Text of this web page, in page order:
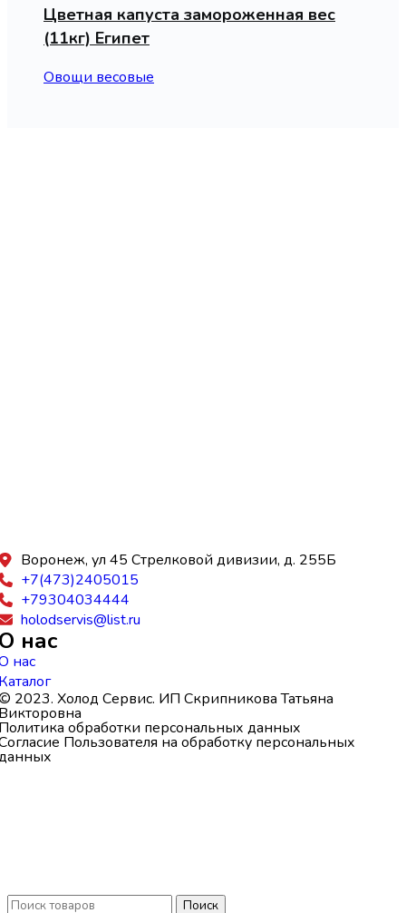
Цветная капуста замороженная вес
(11кг) Египет
Овощи весовые
Воронеж, ул 45 Стрелковой дивизии, д. 255Б
+7(473)2405015
+79304034444
holodservis@list.ru
нас
нас
2023. Холод Сервис. ИП Скрипникова Татьяна
обработки персональных данных
Пользователя на обработку персональных
Поиск